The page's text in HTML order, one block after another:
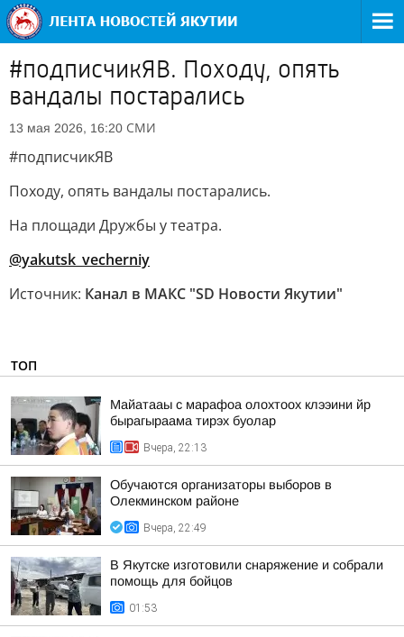
#подписчикЯВ. Походу, опять
вандалы постарались
13 мая 2026, 16:20 СМИ
#подписчикЯВ
Походу, опять вандалы постарались.
На площади Дружбы у театра.
@yakutsk_vecherniy
Источник: Канал в МАКС "SD Новости Якутии"
ТОП
Майатааы с марафоа олохтоох клээини йр
бырагыраама тирэх буолар
Вчера, 22:13
Обучаются организаторы выборов в
Олекминском районе
Вчера, 22:49
В Якутске изготовили снаряжение и собрали
помощь для бойцов
01:53